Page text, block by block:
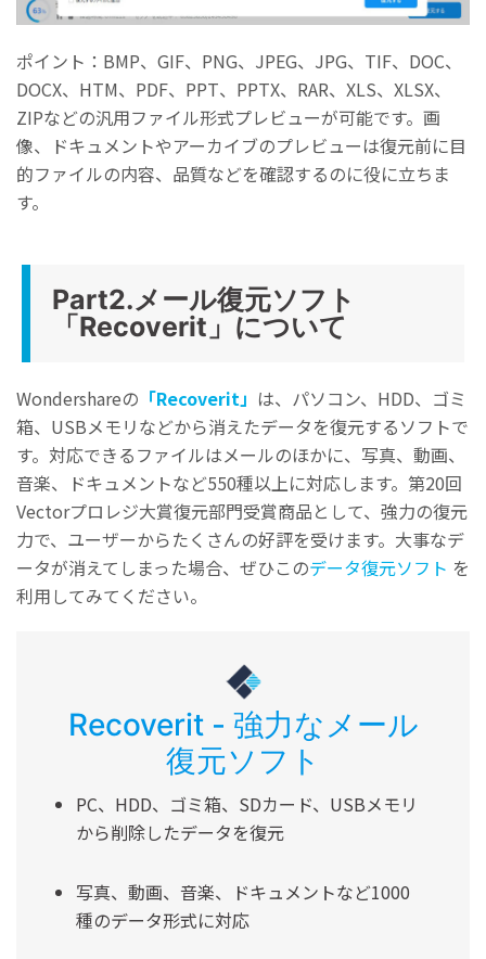
AI技術で写真を修復し、思い出を取り戻す
簡単な3ステップで写真を修復
高精度な復元技術
AI搭載で初心者でも簡単
今すぐ試す ブラウザで体験
ポイント：BMP、GIF、PNG、JPEG、JPG、TIF、DOC、
DOCX、HTM、PDF、PPT、PPTX、RAR、XLS、XLSX、
ZIPなどの汎用ファイル形式プレビューが可能です。画
像、ドキュメントやアーカイブのプレビューは復元前に目
的ファイルの内容、品質などを確認するのに役に立ちま
す。
Part2.メール復元ソフト
「Recoverit」について
Wondershareの 「Recoverit」 は、パソコン、HDD、ゴミ
箱、USBメモリなどから消えたデータを復元するソフトで
す。対応できるファイルはメールのほかに、写真、動画、
音楽、ドキュメントなど550種以上に対応します。第20回
Vectorプロレジ大賞復元部門受賞商品として、強力の復元
力で、ユーザーからたくさんの好評を受けます。大事なデ
ータが消えてしまった場合、ぜひこのデータ復元ソフト を
利用してみてください。
Recoverit - 強力なメール
復元ソフト
PC、HDD、ゴミ箱、SDカード、USBメモリ
から削除したデータを復元
写真、動画、音楽、ドキュメントなど1000
種のデータ形式に対応